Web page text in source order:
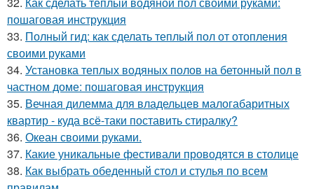
пошаговая инструкция
33. Полный гид: как сделать теплый пол от отопления
своими руками
34. Установка теплых водяных полов на бетонный пол в
частном доме: пошаговая инструкция
35. Вечная дилемма для владельцев малогабаритных
квартир - куда всё-таки поставить стиралку?
36. Океан своими руками.
37. Какие уникальные фестивали проводятся в столице
38. Как выбрать обеденный стол и стулья по всем